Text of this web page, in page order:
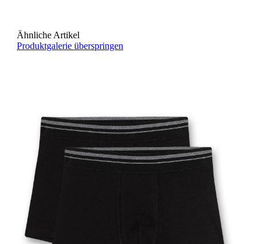
Ähnliche Artikel
Produktgalerie überspringen